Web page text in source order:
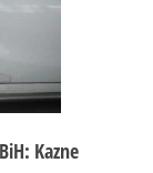
Kazne